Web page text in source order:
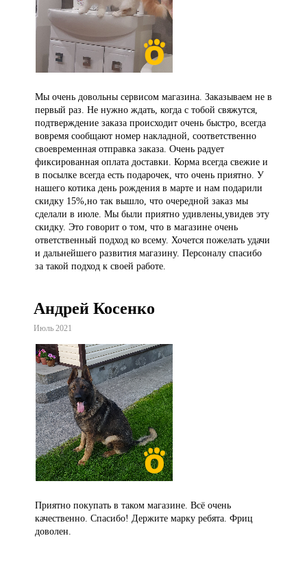
Мы очень довольны сервисом магазина. Заказываем не в
первый раз. Не нужно ждать, когда с тобой свяжутся,
подтверждение заказа происходит очень быстро, всегда
вовремя сообщают номер накладной, соответственно
своевременная отправка заказа. Очень радует
фиксированная оплата доставки. Корма всегда свежие и
в посылке всегда есть подарочек, что очень приятно. У
нашего котика день рождения в марте и нам подарили
скидку 15%,но так вышло, что очередной заказ мы
сделали в июле. Мы были приятно удивлены,увидев эту
скидку. Это говорит о том, что в магазине очень
ответственный подход ко всему. Хочется пожелать удачи
и дальнейшего развития магазину. Персоналу спасибо
за такой подход к своей работе.
Андрей Косенко
Июль 2021
Приятно покупать в таком магазине. Всё очень
качественно. Спасибо! Держите марку ребята. Фриц
доволен.